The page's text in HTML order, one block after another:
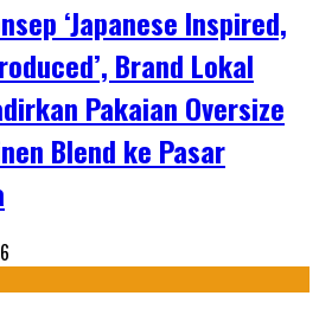
‘Japanese Inspired,
Brand Lokal
Pakaian Oversize
Blend ke Pasar